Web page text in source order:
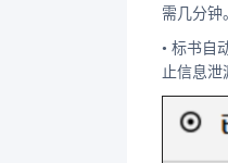
需几分钟
• 标书自
止信息泄